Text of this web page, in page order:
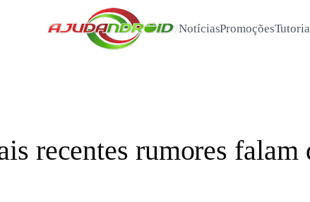
/NotíciasPromoções
recentes rumores